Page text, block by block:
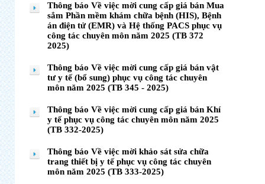
Thông báo Về việc mời cung cấp giá bán Mua
sắm Phần mềm khám chữa bệnh (HIS), Bệnh
án điện tử (EMR) và Hệ thống PACS phục vụ
công tác chuyên môn năm 2025 (TB 372
2025)
Thông báo Về việc mời cung cấp giá bán vật
tư y tế (bổ sung) phục vụ công tác chuyên
môn năm 2025 (TB 345 - 2025)
Thông báo Về việc mời cung cấp giá bán Khí
y tế phục vụ công tác chuyên môn năm 2025
(TB 332-2025)
Thông báo Về việc mời khảo sát sửa chữa
trang thiết bị y tế phục vụ công tác chuyên
môn năm 2025 (TB 333-2025)